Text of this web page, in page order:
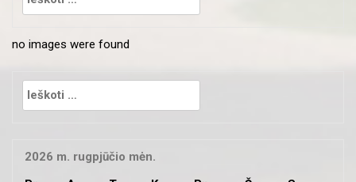
no images were found
Ieškoti:
2026 m. rugpjūčio mėn.